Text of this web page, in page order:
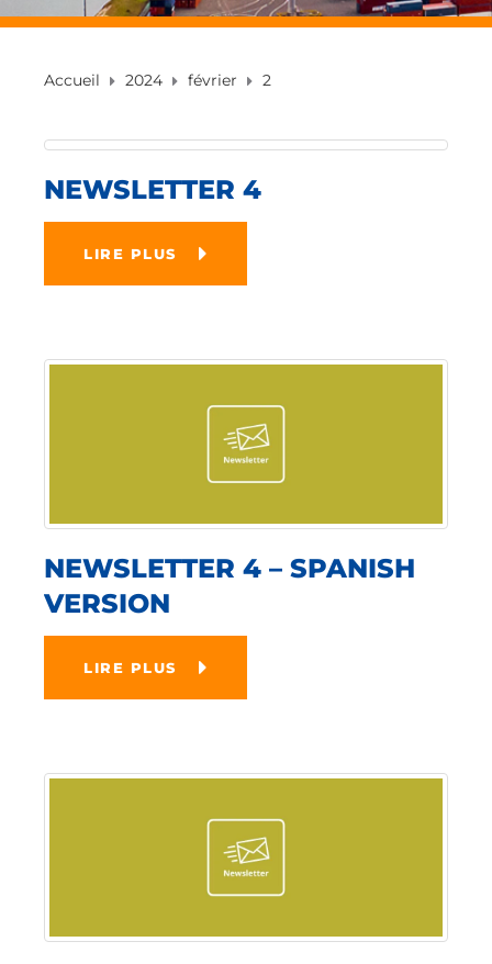
Accueil 2024 février 2
NEWSLETTER 4
LIRE PLUS
NEWSLETTER 4 – SPANISH
VERSION
LIRE PLUS